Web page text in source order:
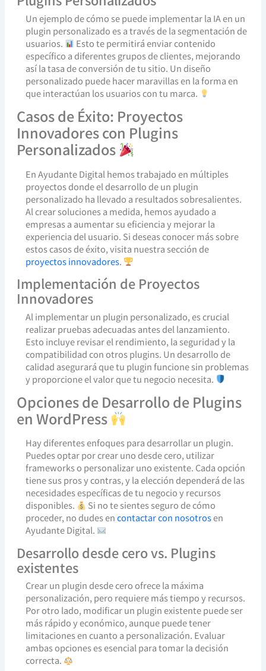
Un ejemplo de cómo se puede implementar la IA en un
plugin personalizado es a través de la segmentación de
usuarios.
Esto te permitirá enviar contenido
específico a diferentes grupos de clientes, mejorando
así la tasa de conversión de tu sitio. Un diseño
personalizado puede hacer maravillas en la forma en
que interactúan los usuarios con tu marca.
Casos de Éxito: Proyectos
Innovadores con Plugins
Personalizados
En Ayudante Digital hemos trabajado en múltiples
proyectos donde el desarrollo de un plugin
personalizado ha llevado a resultados sobresalientes.
Al crear soluciones a medida, hemos ayudado a
empresas a aumentar su eficiencia y mejorar la
experiencia del usuario. Si deseas conocer más sobre
estos casos de éxito, visita nuestra sección de
proyectos innovadores.
Implementación de Proyectos
Innovadores
Al implementar un plugin personalizado, es crucial
realizar pruebas adecuadas antes del lanzamiento.
Esto incluye revisar el rendimiento, la seguridad y la
compatibilidad con otros plugins. Un desarrollo de
calidad asegurará que tu plugin funcione sin problemas
y proporcione el valor que tu negocio necesita.
Opciones de Desarrollo de Plugins
en WordPress
Hay diferentes enfoques para desarrollar un plugin.
Puedes optar por crear uno desde cero, utilizar
frameworks o personalizar uno existente. Cada opción
tiene sus pros y contras, y la elección dependerá de las
necesidades específicas de tu negocio y recursos
disponibles.
Si no te sientes seguro de cómo
proceder, no dudes encontactar con nosotrosen
Ayudante Digital.
Desarrollo desde cero vs. Plugins
existentes
Crear un plugin desde cero ofrece la máxima
personalización, pero requiere más tiempo y recursos.
Por otro lado, modificar un plugin existente puede ser
más rápido y económico, aunque puede tener
limitaciones en cuanto a personalización. Evaluar
ambas opciones es esencial para tomar la decisión
correcta.